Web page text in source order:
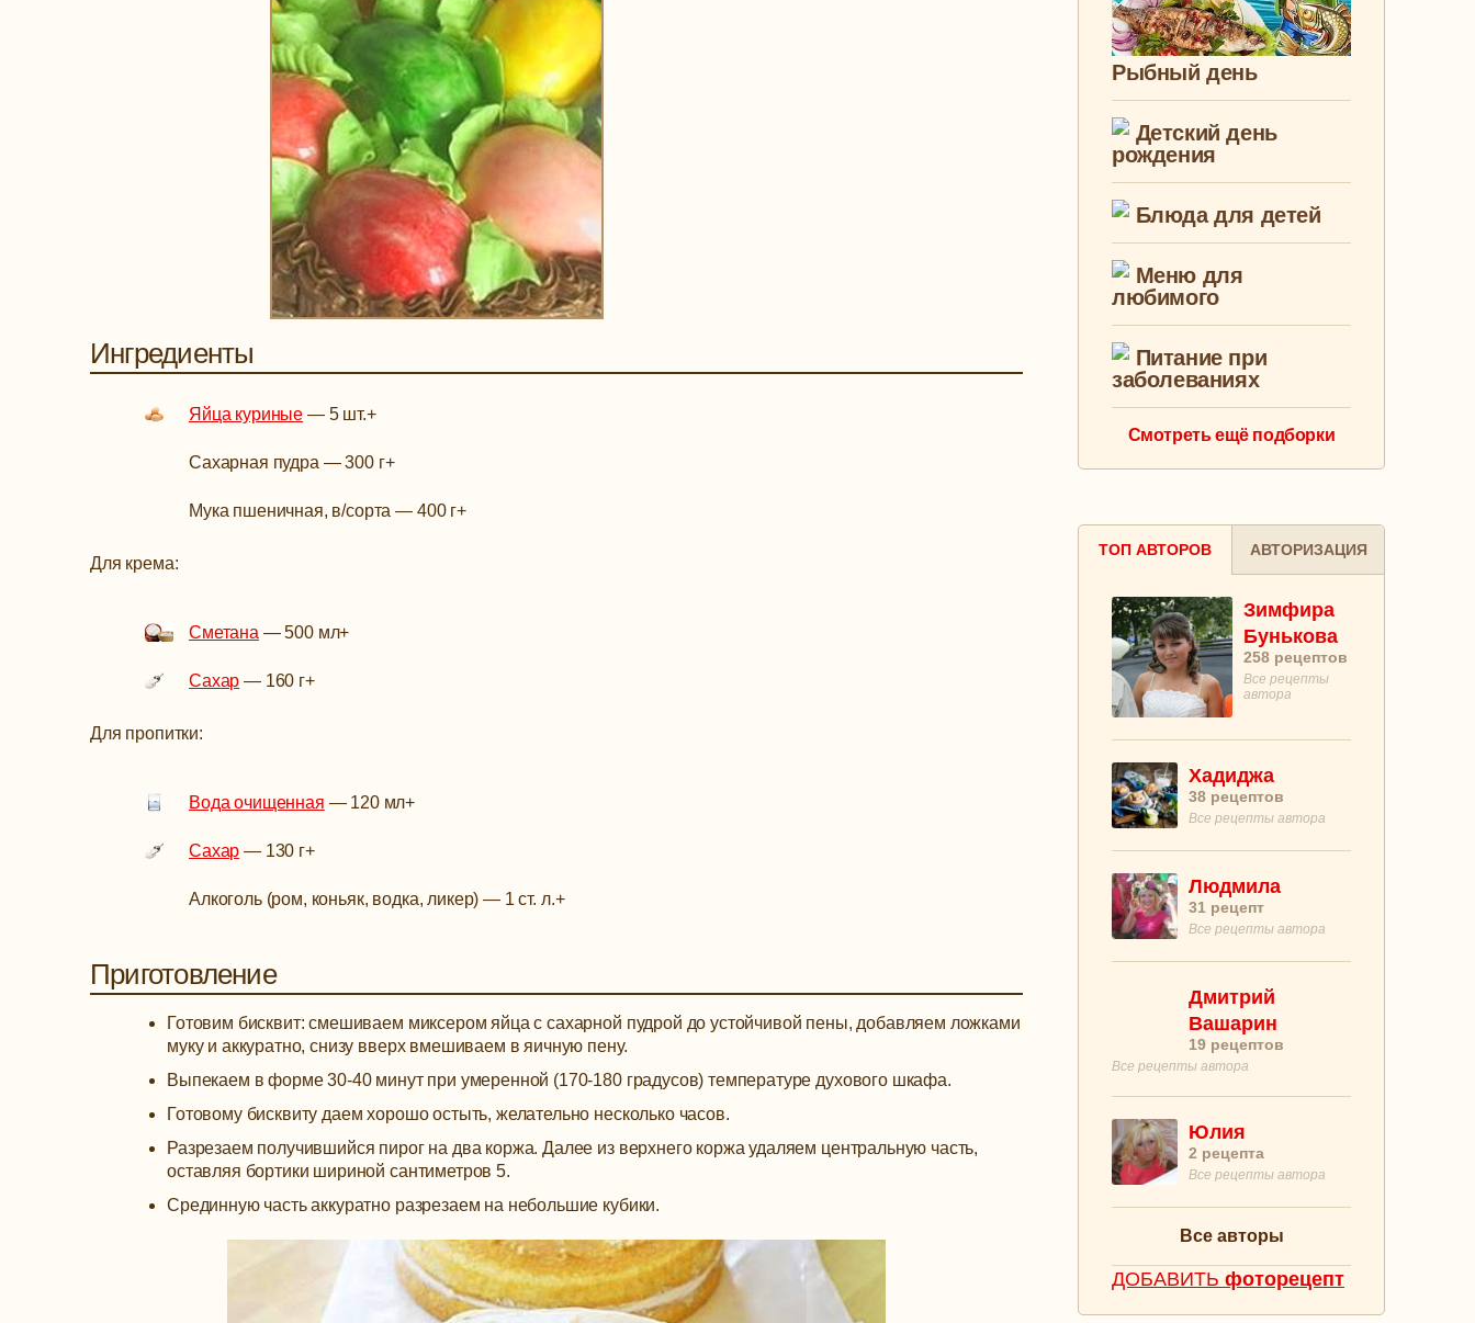
Ингредиенты
Яйца куриные — 5 шт.+
Сахарная пудра —300 г+
Мука пшеничная, в/сорта — 400 г+
Для крема:
Сметана —500 мл+
Сахар — 160 г+
Для пропитки:
Вода очищенная — 120 мл+
Сахар — 130 г+
Алкоголь (ром, коньяк, водка, ликер) — 1 ст. л.+
Приготовление
Готовим бисквит: смешиваем миксером яйца с сахарной пудрой до устойчивой пены, добавляем ложками
муку и аккуратно, снизу вверх вмешиваем в яичную пену.
Выпекаем в форме 30-40 минут при умеренной (170-180 градусов) температуре духового шкафа.
Готовому бисквиту даем хорошо остыть, желательно несколько часов.
Разрезаем получившийся пирог на два коржа. Далее из верхнего коржа удаляем центральную часть,
оставляя бортики шириной сантиметров 5.
Срединную часть аккуратно разрезаем на небольшие кубики.
Рыбный день
Детский день
рождения
Блюда для детей
Меню для
любимого
Питание при
заболеваниях
Смотреть ещё подборки
ТОП АВТОРОВ АВТОРИЗАЦИЯ
Зимфира
Бунькова
258 рецептов
Все рецепты
автора
Хадиджа
38 рецептов
Все рецепты автора
Людмила
31 рецепт
Все рецепты автора
Дмитрий
Вашарин
19 рецептов
Все рецепты автора
Юлия
2 рецепта
Все рецепты автора
Все авторы
ДОБАВИТЬ фоторецепт